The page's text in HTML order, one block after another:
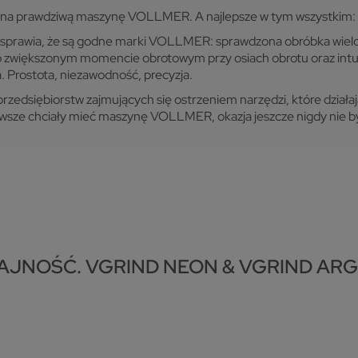
prawdziwą maszynę VOLLMER. A najlepsze w tym
że są godne marki VOLLMER: sprawdzona obróbka
momencie obrotowym przy osiach obrotu oraz
niezawodność, precyzja.
zajmujących się ostrzeniem narzędzi, które
chciały mieć maszynę VOLLMER, okazja jeszcze nigdy nie
VGRIND NEON & VGRIND